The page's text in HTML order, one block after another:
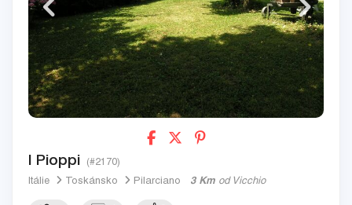
I Pioppi (#2170)
Itálie Toskánsko Pilarciano 3 Km od Vicchio